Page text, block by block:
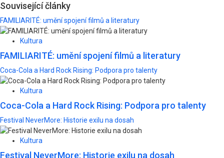
Související články
FAMILIARITÉ: umění spojení filmů a literatury
Kultura
FAMILIARITÉ: umění spojení filmů a literatury
Coca-Cola a Hard Rock Rising: Podpora pro talenty
Kultura
Coca-Cola a Hard Rock Rising: Podpora pro talenty
Festival NeverMore: Historie exilu na dosah
Kultura
Festival NeverMore: Historie exilu na dosah